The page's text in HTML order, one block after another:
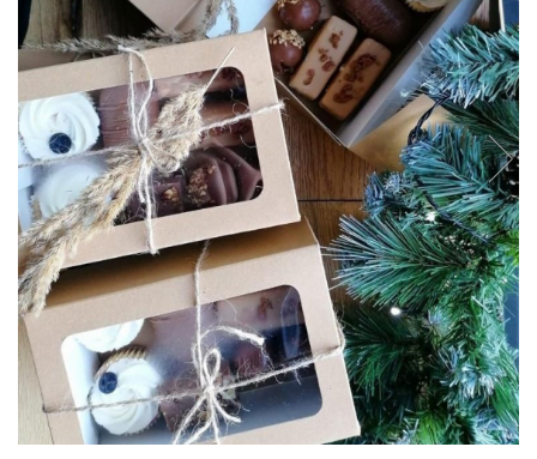
CUTII DE TORT CU FEREASTRA
CUTII DE TORT FARA FEREASTRA
CUTII DESCHISE CU FEREASTRA
CUTII DESCHISE FARA FEREASTRA
CUTII FARA FEREASTRA PENTRU
MINI-PRAJITURI
CUTII JOASE PENTRU TURTA-
DULCE/FURSECURI
CUTII PENTRU BRIOSE
CUTII PENTRU COZONACI SI
RULADE
CUTII PENTRU MACARONS SI
PRALINE
CUTII CU SERTAR PENTRU PRALINE